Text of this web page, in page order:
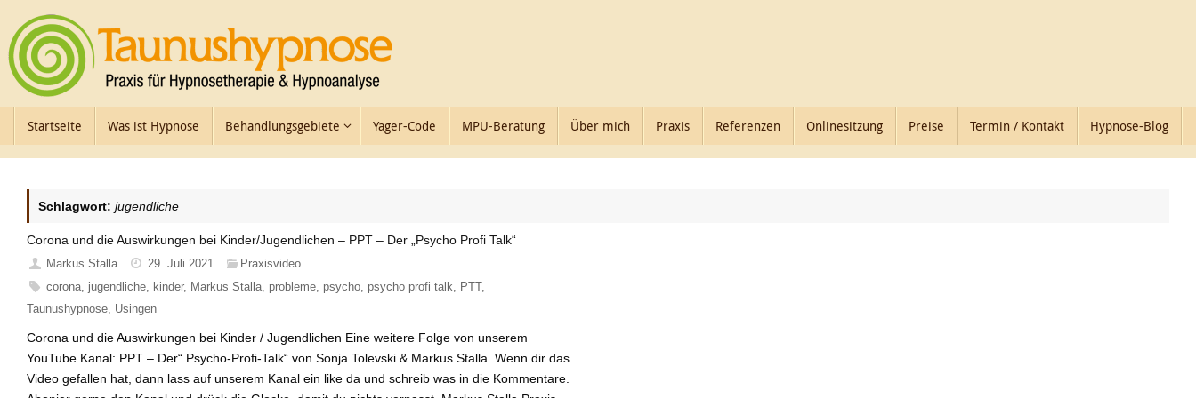
Inhalt
springen
InhaltStartseite Was ist Hypnose Behandlungsgebiete Yager-Code MPU-Beratung Über mich Praxis Referenzen Onlinesitzung Preise Termin / Kontakt Hypnose-Blog
Schlagwort: jugendliche
Corona und die Auswirkungen bei Kinder/Jugendlichen – PPT – Der „Psycho Profi Talk“
Markus Stalla 29. Juli 2021
Praxisvideo
corona, jugendliche, kinder, Markus Stalla, probleme, psycho, psycho profi talk, PTT ,
Taunushypnose, Usingen
Corona und die Auswirkungen bei Kinder / Jugendlichen Eine weitere Folge von unserem
YouTube Kanal: PPT – Der“ Psycho-Profi-Talk“ von Sonja Tolevski & Markus Stalla. Wenn dir das
Video gefallen hat, dann lass auf unserem Kanal ein like da und schreib was in die Kommentare.